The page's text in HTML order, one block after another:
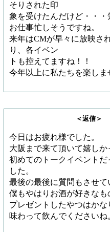
そりされた印
象を受けたんだけど・・
お仕事忙しそうですね。
来年はCMが早々に放映さ
り、各イベン
トも控えてますね！！
今年以上に私たちを楽し
＜返信＞ ともあき
今日はお疲れ様でした。
大阪まで来て頂いて嬉し
初めてのトークイベント
した。
最後の最後に質問もさせ
僕もやはりお酒が好きな
プレゼントしたやつはか
味わって飲んでください